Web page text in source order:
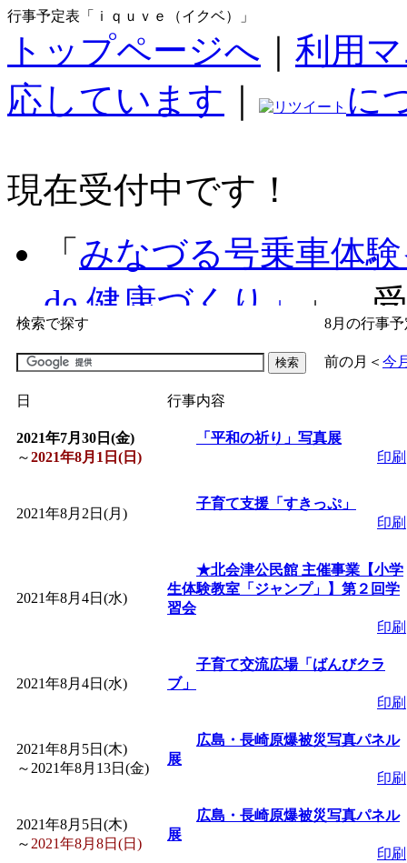
行事予定表「ｉｑｕｖｅ（イクベ）」
トップページへ
利用
応しています
に
現在受付中です！
「 みなづる号乗車体
de 健康づくり」
」 受
「子育て交流広場「
間：2026/07/09～
「皆鶴姫のこびる塾
～」 受付期間：～
2026/07/10～2026/08/
子育て交流広場「
間：2026/07/13～2026/
「子育て交流広場「
間：2026/08/10～
「赤ちゃん子育て講
検索で探す 8月の行事予
前の月 ＜ 今
日 行事内容
2021年7月30日(金)
～2021年8月1日(日)
「平和の祈り」写真展
印刷
2021年8月2日(月)
子育て支援「すきっぷ」
印刷
2021年8月4日(水)
★北会津公民館 主催事業【小学
生体験教室「ジャンプ」】第２回学
習会
印刷
2021年8月4日(水)
子育て交流広場「ばんびクラ
ブ」
印刷
2021年8月5日(木)
～ 2021年8月13日(金)
広島・長崎原爆被災写真パネル
展
印刷
2021年8月5日(木)
～ 2021年8月8日(日)
広島・長崎原爆被災写真パネル
展
印刷